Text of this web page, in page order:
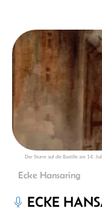
Der Sturm auf die Bastille am 14.
Ecke Hansaring
ECKE